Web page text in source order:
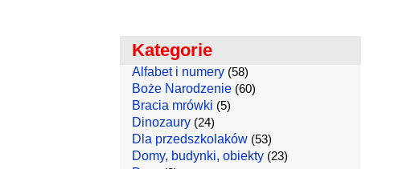
Kategorie
Alfabet i numery(58)
Boże Narodzenie(60)
Bracia mrówki (5)
Dinozaury(24)
Dla przedszkolaków(53)
Domy, budynki, obiekty(23)